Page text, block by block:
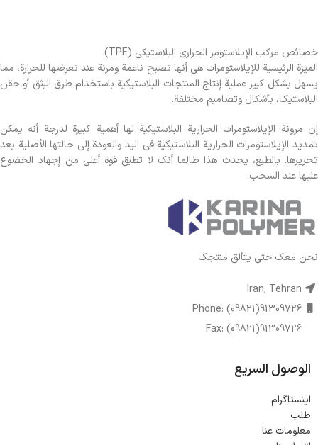
خصائص مركب الإيلاستومر الحراري البلاستيكي (TPE)
الميزة الرئيسية للإيلاستومرات هي أنها تصبح ناعمة ومرنة عند تعرضها للحرارة، مما
يسهل بشكل كبير عملية إنتاج المنتجات البلاستيكية باستخدام طرق البثق أو حقن
البلاستيك، بأشكال وتصاميم مختلفة.
إن مرونة الإيلاستومرات الحرارية البلاستيكية لها أهمية كبيرة لدرجة أنه يمكن
تمديد الإيلاستومرات الحرارية البلاستيكية في اليد والعودة إلى حالتها الأصلية بعد
تحريرها. بالطبع، يحدث هذا طالما أنك لا تطبق قوة أعلى من إجهاد الخضوع
عليها عند السحب.
نحن معك حتى يتألق منتجك
الوصول السريع
اینستاگرام
طلب
معلومات عنا